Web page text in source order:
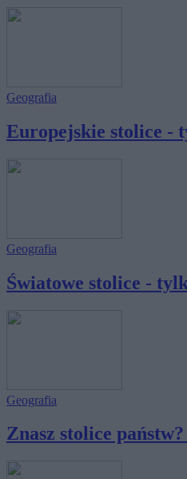
Geografia
Europejskie stolice -
Geografia
Światowe stolice -
Geografia
Znasz stolice